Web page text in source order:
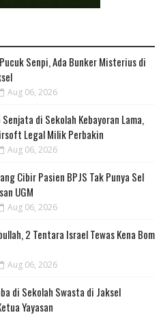
Senpi, Ada Bunker Misterius di
Aug 06, 2026
di Sekolah Kebayoran Lama,
Legal Milik Perbakin
Aug 06, 2026
Cibir Pasien BPJS Tak Punya Sel
UGM
Aug 06, 2026
2 Tentara Israel Tewas Kena Bom
Aug 06, 2026
di Sekolah Swasta di Jaksel
Yayasan